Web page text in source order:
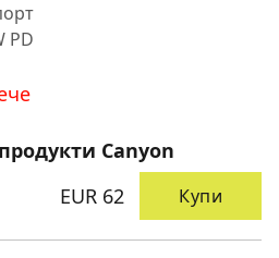
PD
Canyon
EUR 62
Купи